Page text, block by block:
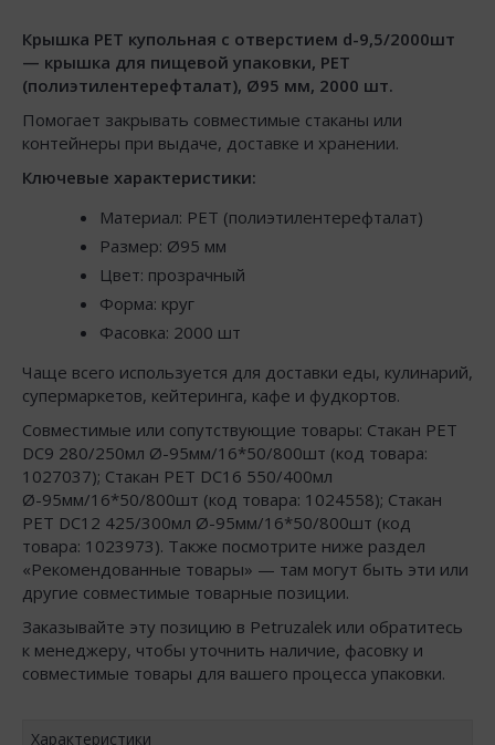
Крышка РЕТ купольная с отверстием d-9,5/2000шт
— крышка для пищевой упаковки, PET
(полиэтилентерефталат), Ø95 мм, 2000 шт.
Помогает закрывать совместимые стаканы или
контейнеры при выдаче, доставке и хранении.
Ключевые характеристики:
Материал: PET (полиэтилентерефталат)
Размер: Ø95 мм
Цвет: прозрачный
Форма: круг
Фасовка: 2000 шт
Чаще всего используется для доставки еды, кулинарий,
супермаркетов, кейтеринга, кафе и фудкортов.
Совместимые или сопутствующие товары: Стакан РЕТ
DC9 280/250мл Ø-95мм/16*50/800шт (код товара:
1027037); Стакан РЕТ DC16 550/400мл
Ø-95мм/16*50/800шт (код товара: 1024558); Стакан
РЕТ DC12 425/300мл Ø-95мм/16*50/800шт (код
товара: 1023973). Также посмотрите ниже раздел
«Рекомендованные товары» — там могут быть эти или
другие совместимые товарные позиции.
Заказывайте эту позицию в Petruzalek или обратитесь
к менеджеру, чтобы уточнить наличие, фасовку и
совместимые товары для вашего процесса упаковки.
Характеристики